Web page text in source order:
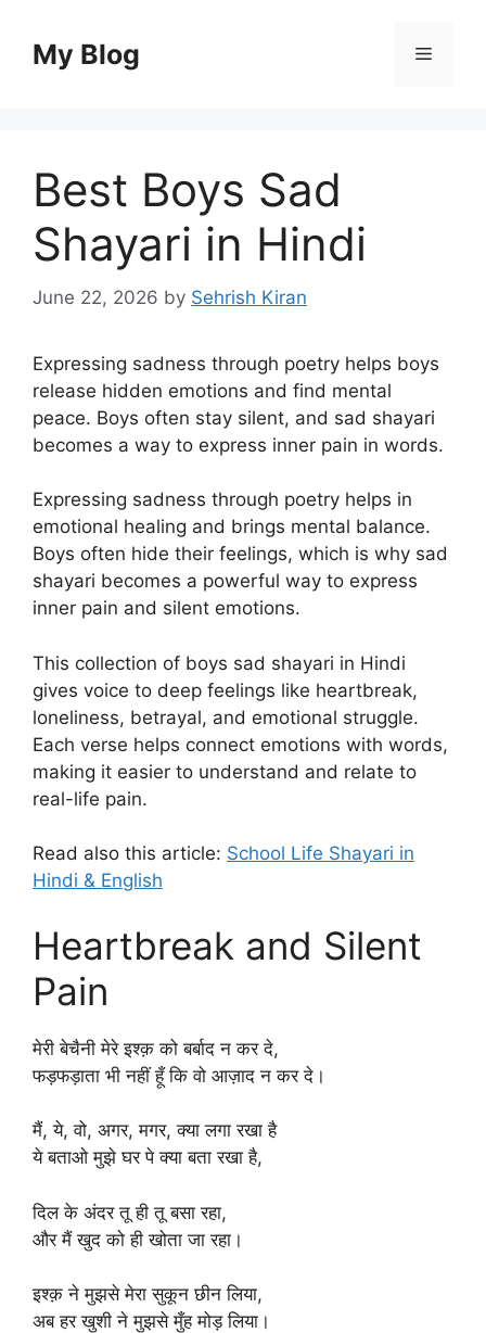
contentMy Blog Menu
Best Boys Sad
Shayari in Hindi
June 22, 2026 by Sehrish Kiran
Expressing sadness through poetry helps boys
release hidden emotions and find mental
peace. Boys often stay silent, and sad shayari
becomes a way to express inner pain in words.
Expressing sadness through poetry helps in
emotional healing and brings mental balance.
Boys often hide their feelings, which is why sad
shayari becomes a powerful way to express
inner pain and silent emotions.
This collection of boys sad shayari in Hindi
gives voice to deep feelings like heartbreak,
loneliness, betrayal, and emotional struggle.
Each verse helps connect emotions with words,
making it easier to understand and relate to
real-life pain.
Read also this article: School Life Shayari in
Hindi & English
Heartbreak and Silent
Pain
मेरी बेचैनी मेरे इश्क़ को बर्बाद न कर दे,
फड़फड़ाता भी नहीं हूँ कि वो आज़ाद न कर दे।
मैं, ये, वो, अगर, मगर, क्या लगा रखा है
ये बताओ मुझे घर पे क्या बता रखा है,
दिल के अंदर तू ही तू बसा रहा,
और मैं खुद को ही खोता जा रहा।
इश्क़ ने मुझसे मेरा सुकून छीन लिया,
अब हर खुशी ने मुझसे मुँह मोड़ लिया।